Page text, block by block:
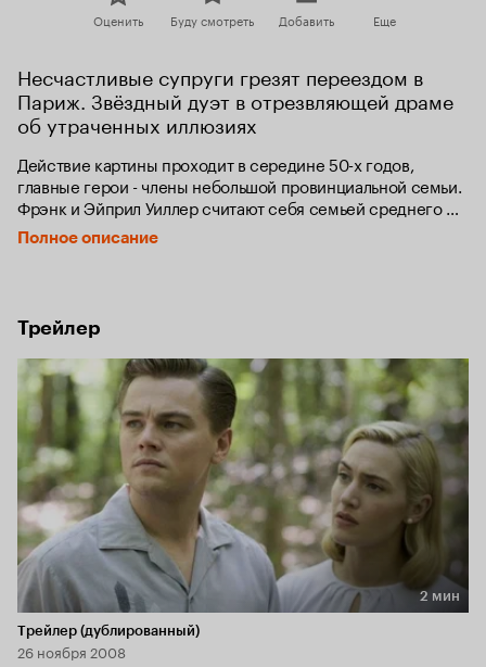
Оценить Буду смотреть Добавить Еще
Несчастливые супруги грезят переездом в
Париж. Звёздный дуэт в отрезвляющей драме
об утраченных иллюзиях
Действие картины проходит в середине 50-х годов,
главные герои - члены небольшой провинциальной семьи.
Фрэнк и Эйприл Уиллер считают себя семьей среднего
класса, непохожей на остальные семьи, и испытывают
огромное желание перебраться в Париж. Однако судьба
Полное описание
Трейлер
Длительность 2 мин
2 мин
Трейлер (дублированный)
26 ноября 2008